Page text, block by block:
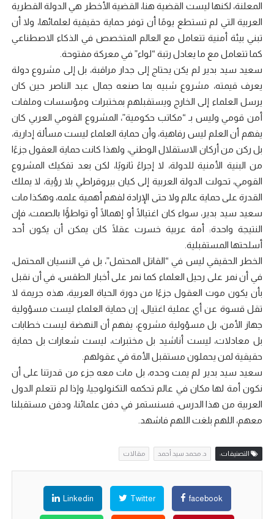
المعلنة، لكنها ليست القضية هنا، القضية الأخطر هي الدولة القطرية
العربية التي لم تستطع يومًا أن توفر حماية حقيقية لعلمائها، ولا أن
تبني بيئة أمنية تتعامل مع العالم المتخصص في الذكاء الاصطناعي
كما تتعامل مع ما يعادل رتبة “لواء” في معركة مفتوحة.
سعيد سيد بدير لم يكن يحتاج إلى جدار مراقبة، بل إلى مشروع دولة
يعرف قيمته، مشروع شبيه بما صنعه جمال عبد الناصر حين كان
يرسل العلماء إلى الخارج ويستقبلهم بمختبرات ومؤسسات وملفات
أمن قومي وليس بـ “مكاتب حكومية”، المشروع القومي العربي كان
يفهم أن العلم ليس رفاهية، وأن حماية العلماء ليست مسألة إدارية،
بل ركن من أركان الاستقلال الوطني، ولهذا كانت حماية العقول جزءًا
من البنية الأمنية للدولة، لا إجراءً ثانويًا، لكن بعد تفكيك المشروع
القومي، تحولت الدولة العربية إلى كيان بيروقراطي بلا رؤية، لا يملك
القدرة على حماية عالم ولا حتى الإرادة لفهم أهمية علمه، وهكذا مات
سعيد سيد بدير، سواء كان اغتيالًا أو إهمالًا أو تواطؤًا بالصمت، فإن
النتيجة واحدة: أمة عربية خسرت عقلًا كان يمكن أن يكون أحد
أسلحتها المستقبلية.
الخطر الحقيقي ليس في “القاتل المحتمل”، بل في النسيان المحتمل،
في أن نمر على رحيل العلماء كما نمر على أخبار الطقس، في أن نقبل
بأن يكون موت العقول جزءًا من دورة الحياة العربية، هذه جريمة لا
تقل قسوة عن أي عملية اغتيال، إن حماية العلماء ليست مسؤولية
جهاز الأمن، بل مسؤولية مشروع، يفهم أن النهضة ليست خطابات
بل معادلات، ليست أناشيد بل مختبرات، ليست شعارات بل حماية
حقيقية لمن يحملون مستقبل الأمة في عقولهم.
سعيد سيد بدير لم يمت وحده، بل مات معه جزء من قدرتنا على أن
نكون أمة لها مكان في عالم تحكمه التكنولوجيا، وإذا لم تتعلم الدول
العربية من هذا الدرس، فسنستمر في دفن علمائنا، ودفن مستقبلنا
معهم، اللهم بلغت اللهم فاشهد.
التصنيفات: د. محمد سيد أحمد مقالات
facebook
Twitter
Linkedin